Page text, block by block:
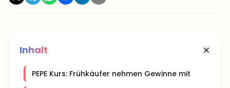
Inhalt
PEPE Kurs: Frühkäufer nehmen Gewinne mit